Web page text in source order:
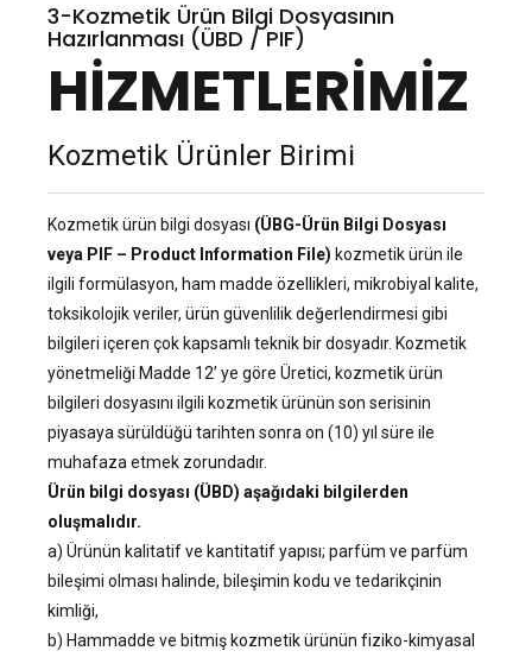
3-Kozmetik Ürün Bilgi Dosyasının
Hazırlanması (ÜBD / PIF)
HİZMETLERİMİZ
Kozmetik Ürünler Birimi
Kozmetik ürün bilgi dosyası (ÜBG-Ürün Bilgi Dosyası
veya PIF – Product Information File) kozmetik ürün ile
ilgili formülasyon, ham madde özellikleri, mikrobiyal kalite,
toksikolojik veriler, ürün güvenlilik değerlendirmesi gibi
bilgileri içeren çok kapsamlı teknik bir dosyadır. Kozmetik
yönetmeliği Madde 12’ ye göre Üretici, kozmetik ürün
bilgileri dosyasını ilgili kozmetik ürünün son serisinin
piyasaya sürüldüğü tarihten sonra on (10) yıl süre ile
muhafaza etmek zorundadır.
Ürün bilgi dosyası (ÜBD) aşağıdaki bilgilerden
oluşmalıdır.
a) Ürünün kalitatif ve kantitatif yapısı; parfüm ve parfüm
bileşimi olması halinde, bileşimin kodu ve tedarikçinin
kimliği,
b) Hammadde ve bitmiş kozmetik ürünün fiziko-kimyasal